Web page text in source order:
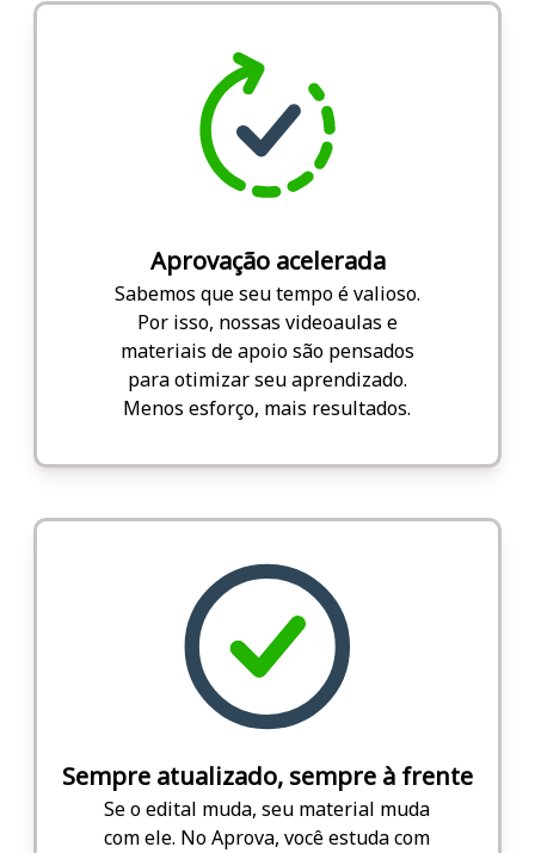
Aprovação acelerada
Sabemos que seu tempo é valioso.
Por isso, nossas videoaulas e
materiais de apoio são pensados
para otimizar seu aprendizado.
Menos esforço, mais resultados.
Sempre atualizado, sempre à frente
Se o edital muda, seu material muda
com ele. No Aprova, você estuda com